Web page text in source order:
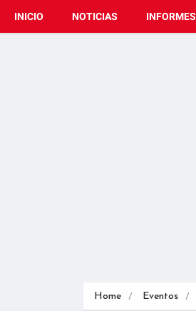
INICIO NOTICIAS INFORMES
Home Eventos